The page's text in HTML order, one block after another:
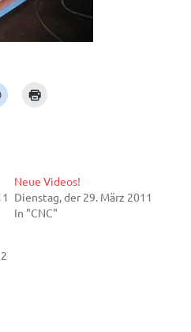
Neue Videos!
Dienstag, der 29. März 2011
In "CNC"